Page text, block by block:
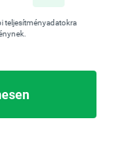
teljesítményadatokra